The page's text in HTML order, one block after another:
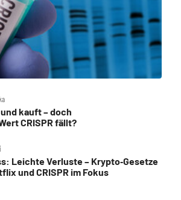
kauft – doch
CRISPR fällt?
Leichte Verluste – Krypto‑Gesetze
und CRISPR im Fokus